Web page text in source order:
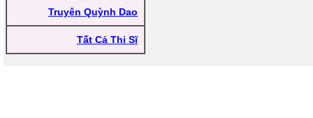
Truyện Quỳnh Dao
Tất Cả Thi Sĩ